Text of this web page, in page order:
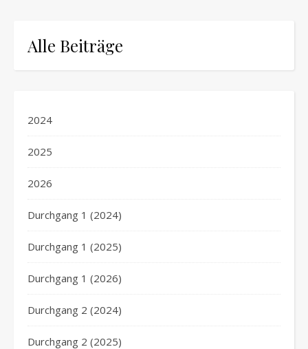
Alle Beiträge
2024
2025
2026
Durchgang 1 (2024)
Durchgang 1 (2025)
Durchgang 1 (2026)
Durchgang 2 (2024)
Durchgang 2 (2025)